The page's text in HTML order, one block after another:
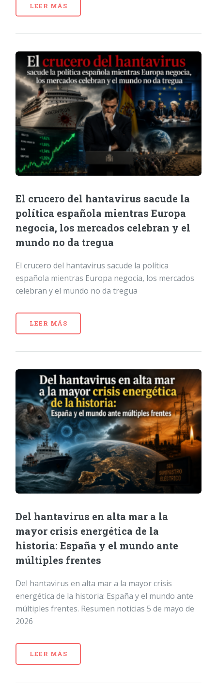
LEER MÁS
El crucero del hantavirus sacude la
política española mientras Europa
negocia, los mercados celebran y el
mundo no da tregua
El crucero del hantavirus sacude la política
española mientras Europa negocia, los mercados
celebran y el mundo no da tregua
LEER MÁS
Del hantavirus en alta mar a la
mayor crisis energética de la
historia: España y el mundo ante
múltiples frentes
Del hantavirus en alta mar a la mayor crisis
energética de la historia: España y el mundo ante
múltiples frentes. Resumen noticias 5 de mayo de
2026
LEER MÁS